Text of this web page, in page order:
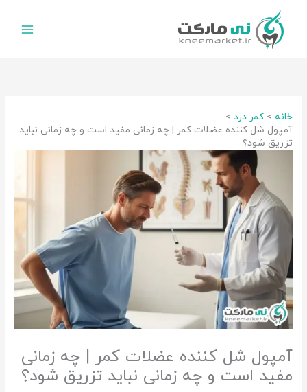
خانه
کمر درد
آمپول شل کننده عضلات کمر | چه زمانی مفید است و چه زمانی نباید
تزریق شود؟
آمپول شل کننده عضلات کمر | چه زمانی
مفید است و چه زمانی نباید تزریق شود؟